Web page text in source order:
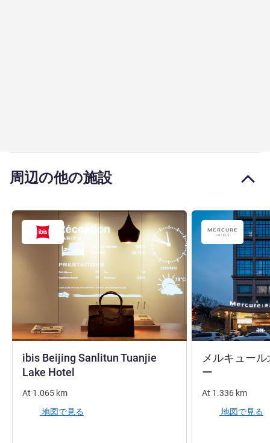
周辺の他の施設
ibis Beijing Sanlitun Tuanjie
Lake Hotel
At 1.065 km
地図で見る
メルキュー
ー
At 1.336 km
地図で見る